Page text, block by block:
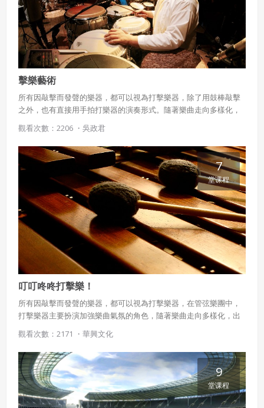
擊樂藝術
所有因敲擊而發聲的樂器，都可以視為打擊樂器，除了用鼓棒敲擊
之外，也有直接用手拍打樂器的演奏形式。隨著樂曲走向多樣化，
器之外，也涵蓋了較特殊的擊樂器、手鼓擊樂藝術家吳政君老師等
等，以不同切入點認識擊樂的多元表現方式。
觀看次數：2206 ・ 吳政君
7
堂课程
叮叮咚咚打擊樂！
所有因敲擊而發聲的樂器，都可以視為打擊樂器，在管弦樂團中，
打擊樂器主要扮演加強樂曲氣氛的角色，隨著樂曲走向多樣化，出
且生活化的應用。此課程先由數組風格各異的打擊團體引起欣賞擊
樂的興趣，再介紹西洋打擊樂器的不同發聲原理、分類與演奏方
式。
觀看次數：2171 ・ 華興文化
9
堂课程